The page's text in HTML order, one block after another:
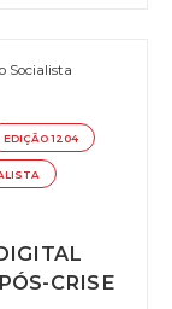
Socialista
EDIÇÃO 1204
CRISE